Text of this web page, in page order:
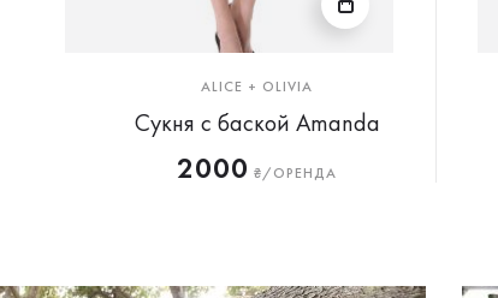
ALICE + OLIVIA
Сукня с баской Amanda
2000 ₴/ОРЕНДА